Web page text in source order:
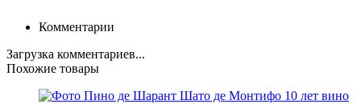
Комментарии
Загрузка комментариев...
Похожие товары